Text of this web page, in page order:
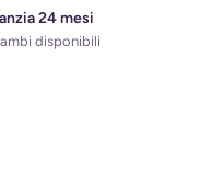
l'avviso di disponibilità
24 mesi
disponibili